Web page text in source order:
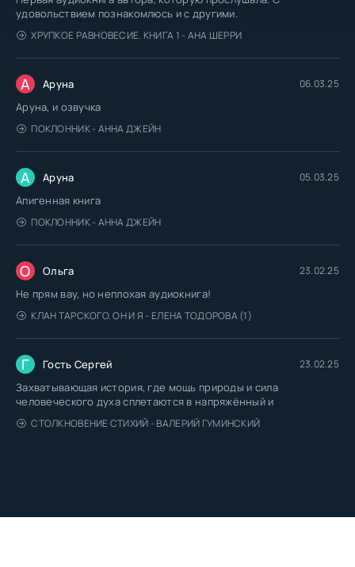
удовольствием познакомлюсь и с другими.
ХРУПКОЕ РАВНОВЕСИЕ. КНИГА 1 - АНА ШЕРРИ
А Аруна 06.03.25
Аруна, и озвучка
ПОКЛОННИК - АННА ДЖЕЙН
А Аруна 05.03.25
Апигенная книга
ПОКЛОННИК - АННА ДЖЕЙН
О Ольга 23.02.25
Не прям вау, но неплохая аудиокнига!
КЛАН ТАРСКОГО. ОН И Я - ЕЛЕНА ТОДОРОВА (1)
Г Гость Сергей 23.02.25
Захватывающая история, где мощь природы и сила
человеческого духа сплетаются в напряжённый и
СТОЛКНОВЕНИЕ СТИХИЙ - ВАЛЕРИЙ ГУМИНСКИЙ